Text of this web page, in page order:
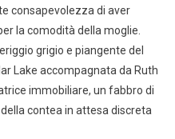
consapevolezza di aver
la comodità della moglie.
grigio e piangente del
Lake accompagnata da Ruth
immobiliare, un fabbro di
contea in attesa discreta